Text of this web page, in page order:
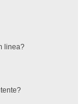
linea?